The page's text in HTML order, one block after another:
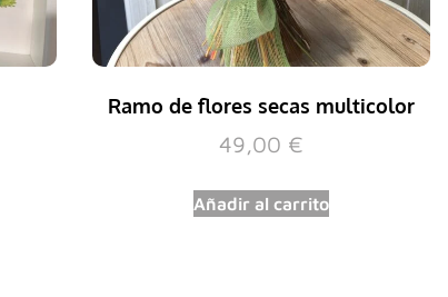
Ramo de flores secas multicolor
49,00 €
Añadir al carrito